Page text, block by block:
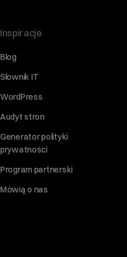
Inspiracje
Blog
Słownik IT
WordPress
Audyt stron
Generator polityki
prywatności
Program partnerski
Mówią o nas